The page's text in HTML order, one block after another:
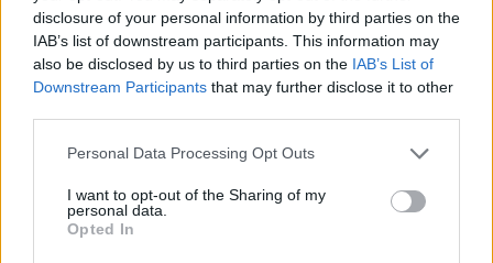
disclosure of your personal information by third parties on the
IAB’s list of downstream participants. This information may
also be disclosed by us to third parties on the IAB’s List of
Downstream Participants that may further disclose it to other
Please note that this website/app uses one or more Google
not limited to your visit or usage behaviour. You may click to
grant or deny consent to Google and its third-party tags to
use your data for below specified purposes in below Google
Personal Data Processing Opt Outs
I want to opt-out of the Sharing of my
personal data.
Opted In
bevétele 17,8 százalékkal 12,916 milliárd euróra 10,959
milliárdról. Tavalyelőtt, 2006-ban a Sony Ericsson 997
millió eurós, rekord adózott eredményt ért el, közel
háromszor többet a 2005-ös 350 milliónál.
gyarapodott a 2005-ös 7,268 milliárdról. Rekord
mennyiségű, 74,8 millió készüléket szállítottak, 46
százalékkal többet az egy évvel korábbi 51,2 milliónál,